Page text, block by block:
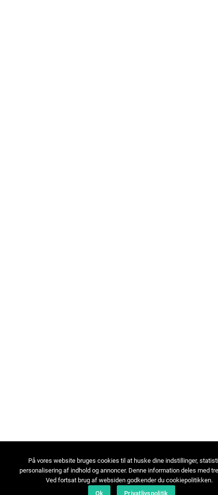
På vores website bruges cookies til at huske dine indstillinger,
personalisering af indhold og annoncer. Denne information deles med
Ved fortsat brug af websiden godkender du cookiepolitikken.
Ok
Privatlivspolitik